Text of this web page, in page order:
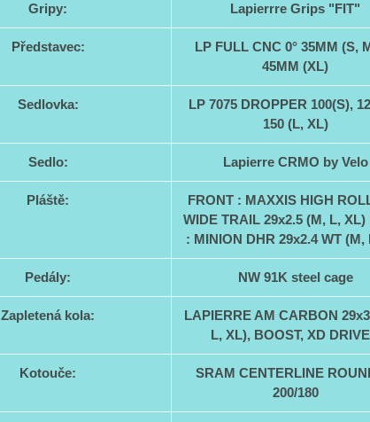
Gripy: Lapierrre Grips "FIT"
Představec:
LP FULL CNC 0° 35MM (S,
45MM (XL)
Sedlovka:
LP 7075 DROPPER 100(S),
150 (L, XL)
Sedlo: Lapierre CRMO by Velo
Pláště:
FRONT : MAXXIS HIGH
WIDE TRAIL 29x2.5 (M, L, XL)
: MINION DHR 29x2.4 WT (M,
Pedály: NW 91K steel cage
Zapletená kola:
LAPIERRE AM CARBON
L, XL), BOOST, XD
Kotouče:
SRAM CENTERLINE
200/180